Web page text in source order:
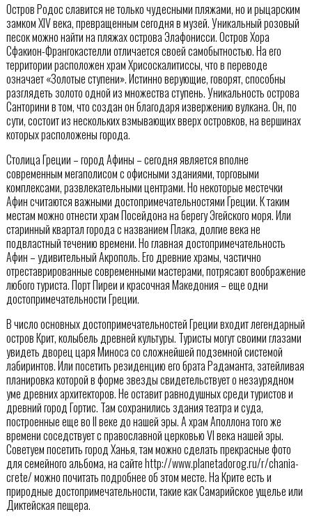
Остров Родос славится не только чудесными пляжами, но и рыцарским
замком XIV века, превращенным сегодня в музей. Уникальный розовый
песок можно найти на пляжах острова Элафонисси. Остров Хора
Сфакион-Франгокастелли отличается своей самобытностью. На его
территории расположен храм Хрисоскалитиссы, что в переводе
означает «Золотые ступени». Истинно верующие, говорят, способны
разглядеть золото одной из множества ступень. Уникальность острова
Санторини в том, что создан он благодаря извержению вулкана. Он, по
сути, состоит из нескольких взмывающих вверх островков, на вершинах
которых расположены города.
Столица Греции – город Афины – сегодня является вполне
современным мегаполисом с офисными зданиями, торговыми
комплексами, развлекательными центрами. Но некоторые местечки
Афин считаются важными достопримечательностями Греции. К таким
местам можно отнести храм Посейдона на берегу Эгейского моря. Или
старинный квартал города с названием Плака, долгие века не
подвластный течению времени. Но главная достопримечательность
Афин – удивительный Акрополь. Его древние храмы, частично
отреставрированные современными мастерами, потрясают воображение
любого туриста. Порт Пиреи и красочная Македония – еще одни
достопримечательности Греции.
В число основных достопримечательностей Греции входит легендарный
остров Крит, колыбель древней культуры. Туристы могут своими глазами
увидеть дворец царя Миноса со сложнейшей подземной системой
лабиринтов. Или посетить резиденцию его брата Радаманта, затейливая
планировка которой в форме звезды свидетельствует о незаурядном
уме древних архитекторов. Не оставит равнодушных среди туристов и
древний город Гортис. Там сохранились здания театра и суда,
построенные еще во II веке до нашей эры. А храм Аполлона того же
времени соседствует с православной церковью VI века нашей эры.
Советуем посетить город Ханья, там можно сделать прекрасные фото
для семейного альбома, на сайте http://www.planetadorog.ru/r/chania-
crete/ можно почитать подробнее об этом месте. На Крите есть и
природные достопримечательности, такие как Самарийское ущелье или
Диктейская пещера.